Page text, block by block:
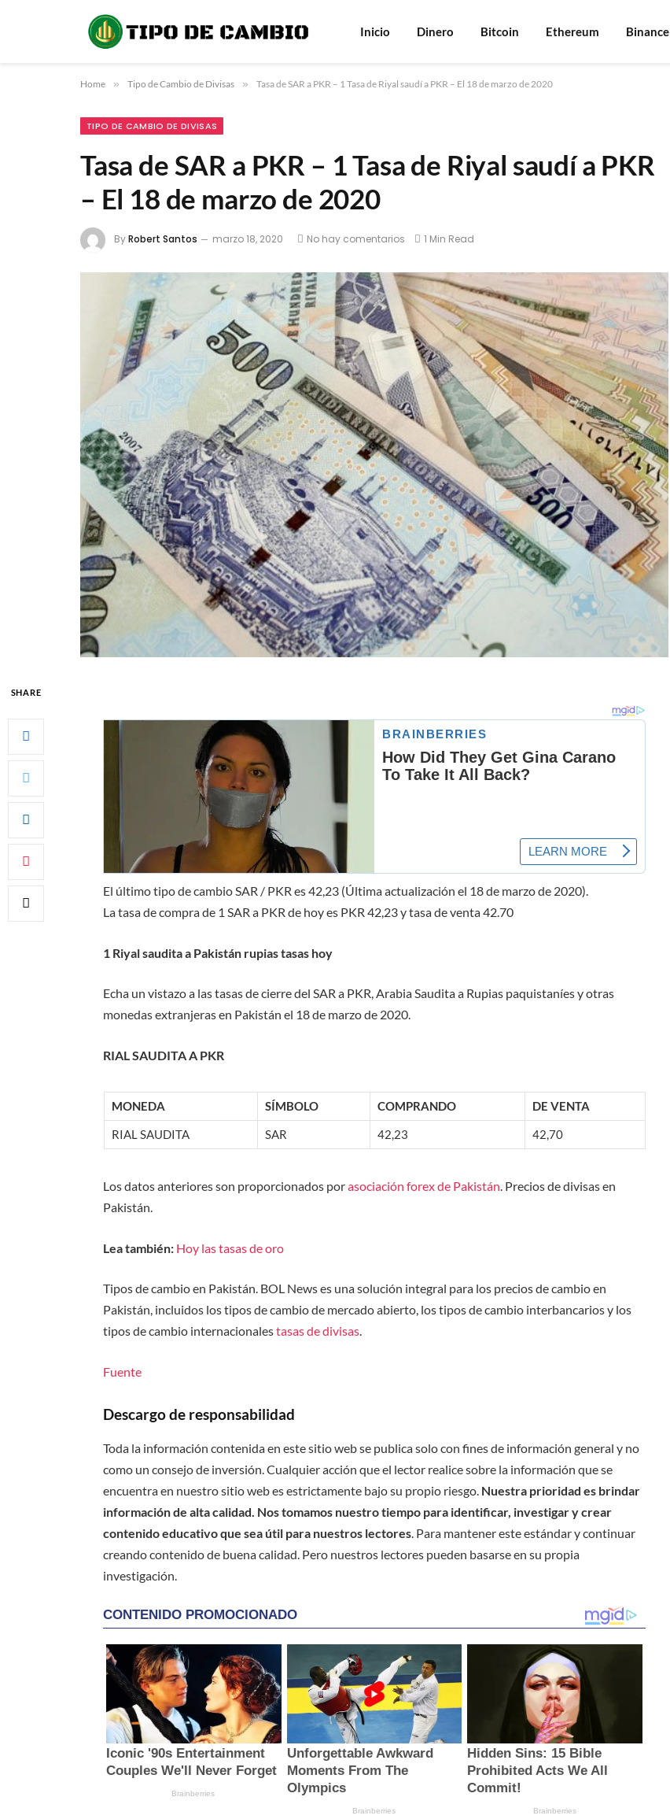
Inicio Dinero Bitcoin Ethereum Binance
Home » Tipo de Cambio de Divisas » Tasa de SAR a PKR – 1 Tasa de Riyal saudí a PKR – El 18 de marzo de 2020
TIPO DE CAMBIO DE DIVISAS
Tasa de SAR a PKR – 1 Tasa de Riyal saudí a PKR
– El 18 de marzo de 2020
ByRobert Santos marzo 18, 2020 No hay comentarios 1 Min Read
SHARE
El último tipo de cambio SAR / PKR es42,23 (Última actualización el 18 de marzo de 2020).
La tasa de compra de 1 SAR a PKR de hoy es PKR42,23y tasa de venta 42.70
1 Riyal saudita a Pakistán rupias tasas hoy
Echa un vistazo a las tasas de cierre del SAR a PKR, Arabia Saudita a Rupias paquistaníes y otras
monedas extranjeras en Pakistán el 18 de marzo de 2020.
RIAL SAUDITA A PKR
MONEDA SÍMBOLO COMPRANDO
DE VENTA
RIAL SAUDITA
SAR 42,23 42,70
Los datos anteriores son proporcionados porasociación forex de Pakistán. Precios de divisas en
Pakistán.
Lea también: Hoy las tasas de oro
Tipos de cambio en Pakistán. BOL News es una solución integral para los precios de cambio en
Pakistán, incluidos los tipos de cambio de mercado abierto, los tipos de cambio interbancarios y los
tipos de cambio internacionalestasas de divisas.
Fuente
Descargo de responsabilidad
Toda la información contenida en este sitio web se publica solo con fines de información general y no
como un consejo de inversión. Cualquier acción que el lector realice sobre la información que se
encuentra en nuestro sitio web es estrictamente bajo su propio riesgo. Nuestra prioridad es brindar
información de alta calidad. Nos tomamos nuestro tiempo para identificar, investigar y crear
contenido educativo que sea útil para nuestros lectores . Para mantener este estándar y continuar
creando contenido de buena calidad. Pero nuestros lectores pueden basarse en su propia
investigación.